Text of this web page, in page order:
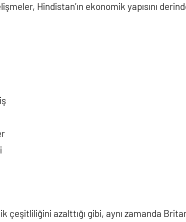
Hindistan’ın ekonomik yapısını
çeşitliliğini azalttığı gibi, aynı zamanda